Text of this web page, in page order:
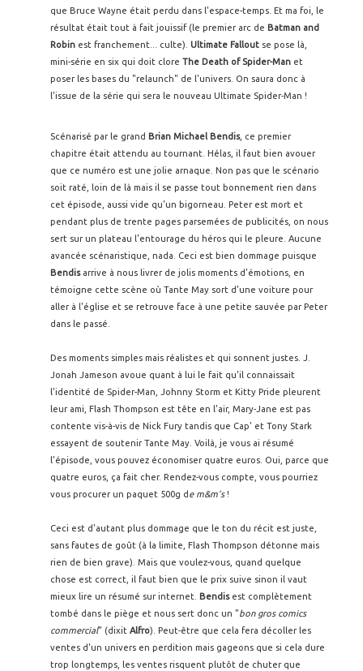
que Bruce Wayne était perdu dans l'espace-temps. Et ma foi, le
résultat était tout à fait jouissif (le premier arc de Batman and
Robin est franchement... culte). Ultimate Fallout se pose là,
mini-série en six qui doit clore The Death of Spider-Man et
poser les bases du "relaunch" de l'univers. On saura donc à
l'issue de la série qui sera le nouveau Ultimate Spider-Man !
Scénarisé par le grand Brian Michael Bendis, ce premier
chapitre était attendu au tournant. Hélas, il faut bien avouer
que ce numéro est une jolie arnaque. Non pas que le scénario
soit raté, loin de là mais il se passe tout bonnement rien dans
cet épisode, aussi vide qu'un bigorneau. Peter est mort et
pendant plus de trente pages parsemées de publicités, on nous
sert sur un plateau l'entourage du héros qui le pleure. Aucune
avancée scénaristique, nada. Ceci est bien dommage puisque
Bendisarrive à nous livrer de jolis moments d'émotions, en
témoigne cette scène où Tante May sort d'une voiture pour
aller à l'église et se retrouve face à une petite sauvée par Peter
dans le passé.
Des moments simples mais réalistes et qui sonnent justes. J.
Jonah Jameson avoue quant à lui le fait qu'il connaissait
l'identité de Spider-Man, Johnny Storm et Kitty Pride pleurent
leur ami, Flash Thompson est tête en l'air, Mary-Jane est pas
contente vis-à-vis de Nick Fury tandis que Cap' et Tony Stark
essayent de soutenir Tante May. Voilà, je vous ai résumé
l'épisode, vous pouvez économiser quatre euros. Oui, parce que
quatre euros, ça fait cher. Rendez-vous compte, vous pourriez
vous procurer un paquet 500g de m&m's!
Ceci est d'autant plus dommage que le ton du récit est juste,
sans fautes de goût (à la limite, Flash Thompson détonne mais
rien de bien grave). Mais que voulez-vous, quand quelque
chose est correct, il faut bien que le prix suive sinon il vaut
mieux lire un résumé sur internet. Bendisest complètement
tombé dans le piège et nous sert donc un "bon gros comics
commercial" (dixit Alfro). Peut-être que cela fera décoller les
ventes d'un univers en perdition mais gageons que si cela dure
trop longtemps, les ventes risquent plutôt de chuter que